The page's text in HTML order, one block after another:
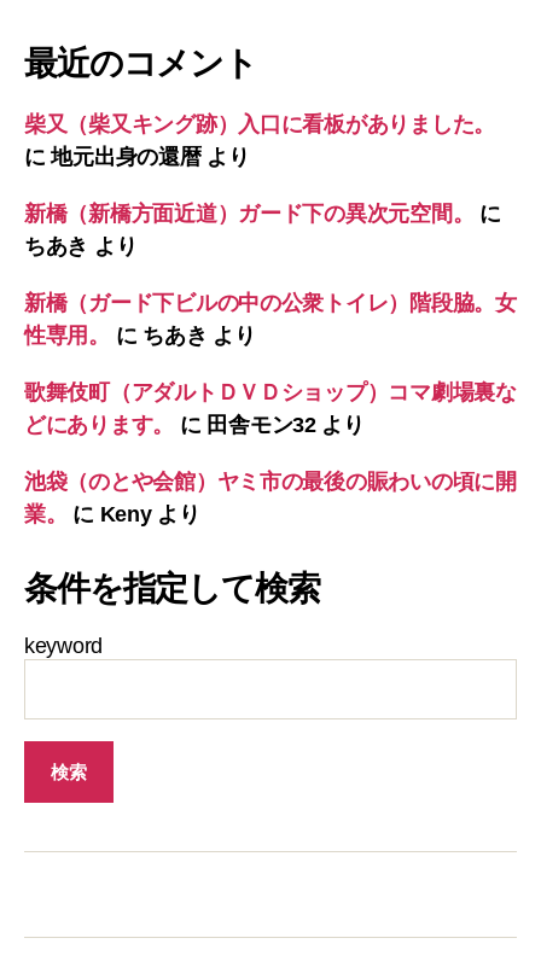
最近のコメント
柴又（柴又キング跡）入口に看板がありました。
に地元出身の還暦より
新橋（新橋方面近道）ガード下の異次元空間。
に
ちあき より
新橋（ガード下ビルの中の公衆トイレ）階段脇。女
性専用。
に ちあき より
歌舞伎町（アダルトＤＶＤショップ）コマ劇場裏な
どにあります。
に 田舎モン32より
池袋（のとや会館）ヤミ市の最後の賑わいの頃に開
業。
に Kenyより
条件を指定して検索
keyword